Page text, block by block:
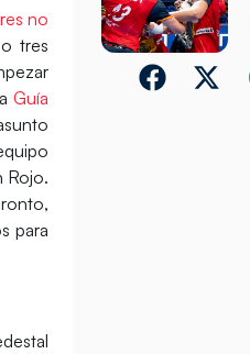
no
tres
Guía
Rojo.
para